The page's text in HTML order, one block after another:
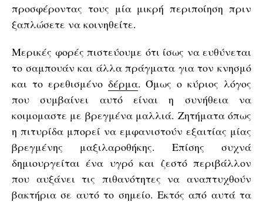
προσφέροντας τους μία μικρή περιποίηση πριν
ξαπλώσετε να κοινηθείτε.
Μερικές φορές πιστεύουμε ότι ίσως να ευθύνεται
το σαμπουάν και άλλα πράγματα για τον κνησμό
και το ερεθισμένο δέρμα. Όμως ο κύριος λόγος
που συμβαίνει αυτό είναι η συνήθεια να
κοιμομαστε με βρεγμένα μαλλιά. Ζητήματα όπως
η πιτυρίδα μπορεί να εμφανιστούν εξαιτίας μίας
βρεγμένης μαξιλαροθήκης. Επίσης συχνά
δημιουργείται ένα υγρό και ζεστό περιβάλλον
που αυξάνει τις πιθανότητες να αναπτυχθούν
βακτήρια σε αυτό το σημείο. Εκτός από αυτά τα